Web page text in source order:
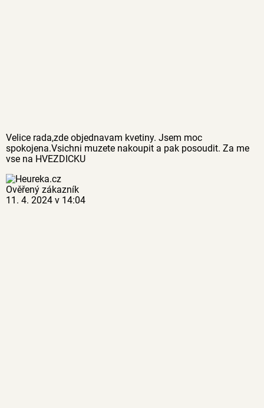
Velice rada,zde objednavam kvetiny. Jsem moc
spokojena.Vsichni muzete nakoupit a pak posoudit. Za me
vse na HVEZDICKU
Ověřený zákazník
11. 4. 2024 v 14:04